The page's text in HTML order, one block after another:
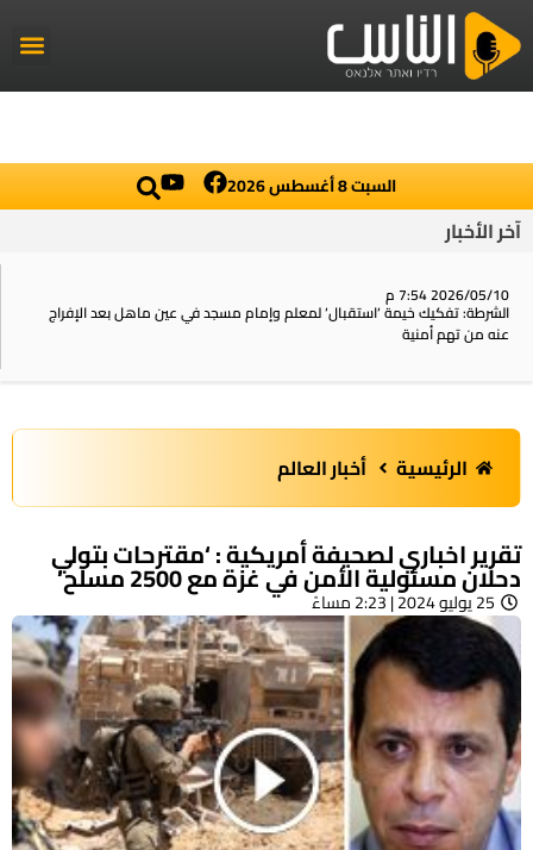
السبت 8 أغسطس 2026
آخر الأخبار
2026/05/10 7:54 م
الشرطة: تفكيك خيمة ‘استقبال‘ لمعلم وإمام مسجد في عين ماهل بعد الإفراج
عنه من تهم أمنية
الرئيسية أخبار العالم
تقرير اخباري لصحيفة أمريكية : ‘مقترحات بتولي
دحلان مسئولية الأمن في غزة مع 2500 مسلح‘
25 يوليو 2024 | 2:23 مساءً